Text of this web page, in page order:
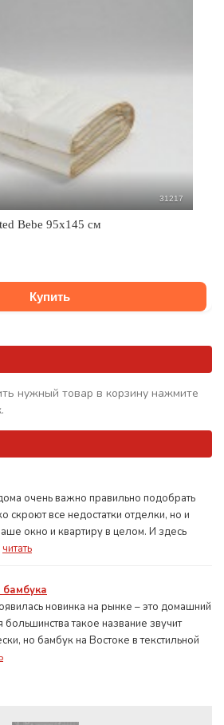
31217
Bebe 95х145 см
Купить
нужный товар в корзину нажмите
очень важно правильно подобрать
скроют все недостатки отделки, но и
окно и квартиру в целом. И здесь
читать
новинка на рынке – это домашний
такое название звучит
но бамбук на Востоке в текстильной